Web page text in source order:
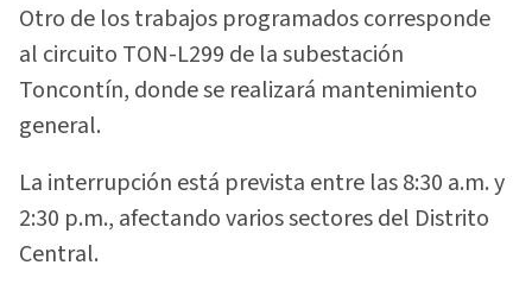
Otro de los trabajos programados corresponde
al circuito TON-L299 de la subestación
Toncontín, donde se realizará mantenimiento
general.
La interrupción está prevista entre las 8:30 a.m. y
2:30 p.m., afectando varios sectores del Distrito
Central.